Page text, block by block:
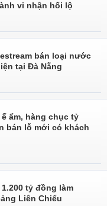
vi nhận hối lộ
bán loại nước
tại Đà Nẵng
ẩm, hàng chục tỷ
bán lỗ mới có khách
tỷ đồng làm
Liên Chiểu